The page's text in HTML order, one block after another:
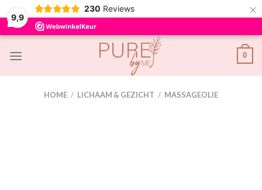
9,9
230 Reviews ×
Skip
0
HOME / LICHAAM & GEZICHT / MASSAGEOLIE